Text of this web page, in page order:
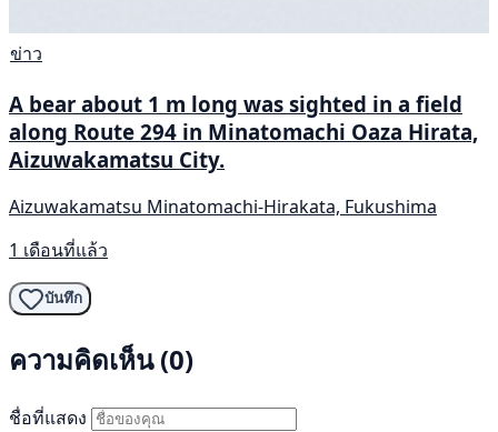
ข่าว
A bear about 1 m long was sighted in a field
along Route 294 in Minatomachi Oaza Hirata,
Aizuwakamatsu City.
Aizuwakamatsu Minatomachi-Hirakata, Fukushima
1 เดือนที่แล้ว
บันทึก
ความคิดเห็น (0)
ชื่อที่แสดง